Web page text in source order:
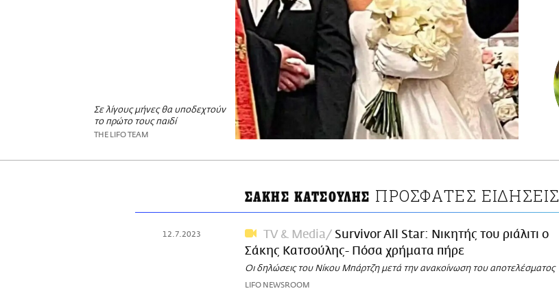
Σε λίγους μήνες θα υποδεχτούν
το πρώτο τους παιδί
THE LIFO TEAM
ΣΑΚΗΣ ΚΑΤΣΟΥΛΗΣ ΠΡΟΣΦΑΤΕΣ ΕΙΔΗΣΕΙΣ
12.7.2023 TV & Media
Survivor All Star: Νικητής του ριάλιτι ο
Σάκης Κατσούλης- Πόσα χρήματα πήρε
Οι δηλώσεις του Νίκου Μπάρτζη μετά την ανακοίνωση του αποτελέσματος
LIFO NEWSROOM